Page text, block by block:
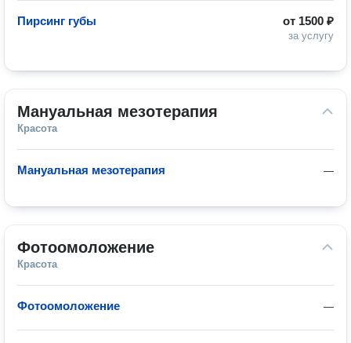
от 1500 ₽
за услугу
Пирсинг губы
Мануальная мезотерапия
Красота
—
Мануальная мезотерапия
Фотоомоложение
Красота
—
Фотоомоложение